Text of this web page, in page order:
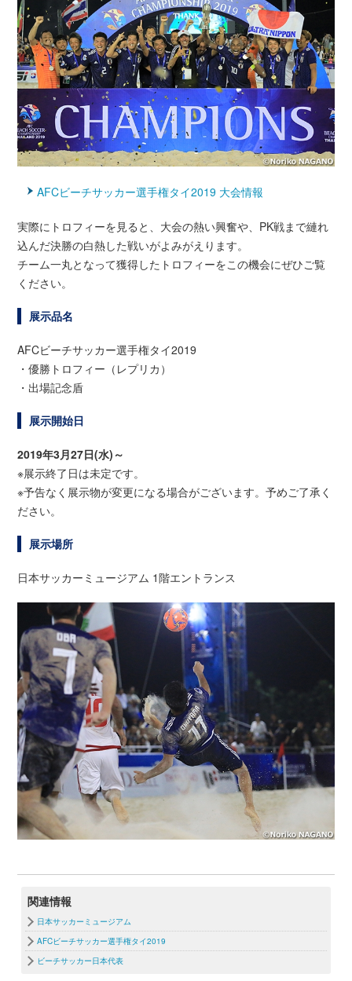
AFCビーチサッカー選手権タイ2019 大会情報
実際にトロフィーを見ると、大会の熱い興奮や、PK戦まで縺れ
込んだ決勝の白熱した戦いがよみがえります。
チーム一丸となって獲得したトロフィーをこの機会にぜひご覧
ください。
展示品名
AFCビーチサッカー選手権タイ2019
・優勝トロフィー（レプリカ）
・出場記念盾
展示開始日
2019年3月27日(水)～
※展示終了日は未定です。
※予告なく展示物が変更になる場合がございます。予めご了承く
ださい。
展示場所
日本サッカーミュージアム 1階エントランス
関連情報
日本サッカーミュージアム
AFCビーチサッカー選手権タイ2019
ビーチサッカー日本代表